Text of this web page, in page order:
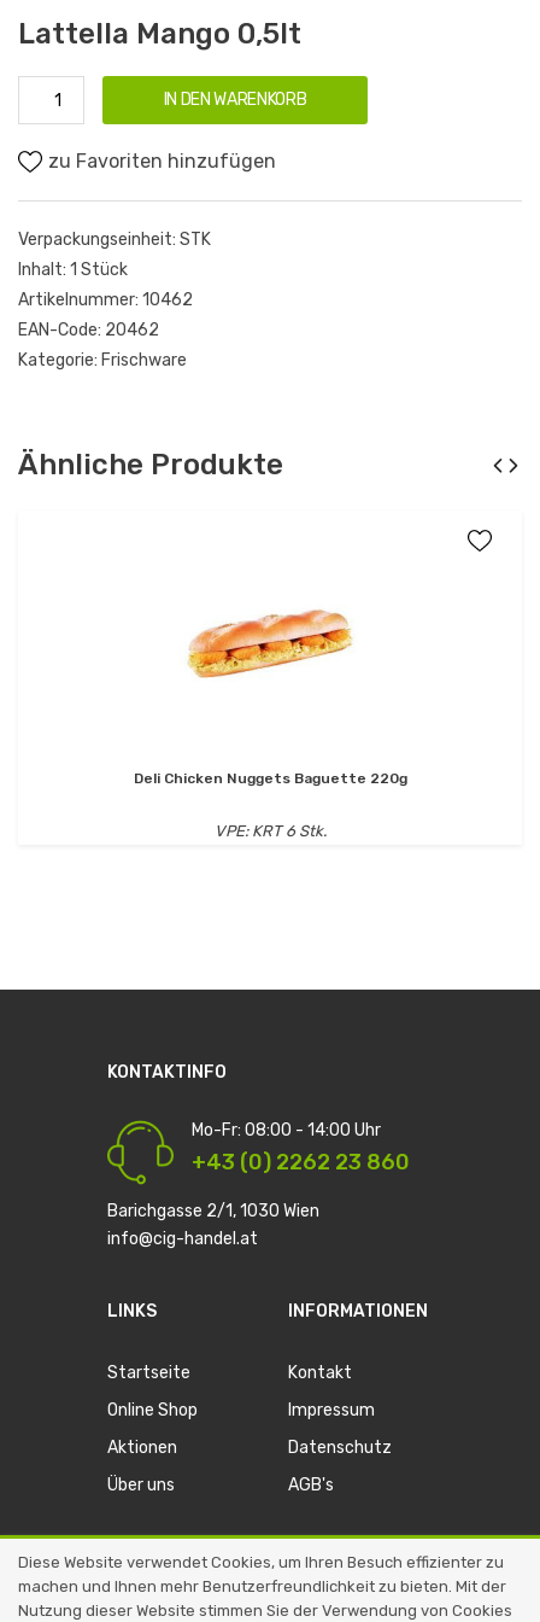
Lattella Mango 0,5lt
IN DEN WARENKORB
zu Favoriten hinzufügen
Verpackungseinheit: STK
Inhalt: 1 Stück
Artikelnummer: 10462
EAN-Code: 20462
Kategorie: Frischware
Ähnliche Produkte
Deli Chicken Nuggets Baguette 220g
VPE: KRT 6 Stk.
KONTAKTINFO
Mo-Fr: 08:00 - 14:00 Uhr
+43 (0) 2262 23 860
Barichgasse 2/1, 1030 Wien
info@cig-handel.at
LINKS
Startseite
Online Shop
Aktionen
Über uns
INFORMATIONEN
Kontakt
Impressum
Datenschutz
AGB's
Copyright © 2026 Expenia IT-Solutions
Diese Website verwendet Cookies, um Ihren Besuch effizienter zu
machen und Ihnen mehr Benutzerfreundlichkeit zu bieten. Mit der
Nutzung dieser Website stimmen Sie der Verwendung von Cookies